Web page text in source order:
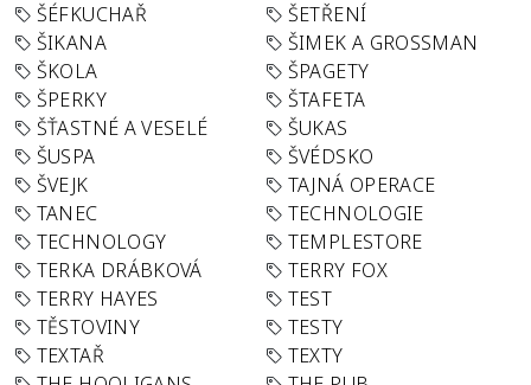
ŠÉFKUCHAŘ
ŠETŘENÍ
ŠIKANA
ŠIMEK A GROSSMAN
ŠKOLA
ŠPAGETY
ŠPERKY
ŠTAFETA
ŠŤASTNÉ A VESELÉ
ŠUKAS
ŠUSPA
ŠVÉDSKO
ŠVEJK
TAJNÁ OPERACE
TANEC
TECHNOLOGIE
TECHNOLOGY
TEMPLESTORE
TERKA DRÁBKOVÁ
TERRY FOX
TERRY HAYES
TEST
TĚSTOVINY
TESTY
TEXTAŘ
TEXTY